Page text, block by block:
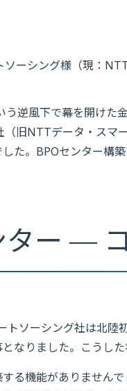
ーシング様（現：
逆風下で幕を開けた
旧NTTデータ・スマ
た。BPOセンター構
ター ―
ソーシング社は北陸
なりました。こうし
する機能がありませ